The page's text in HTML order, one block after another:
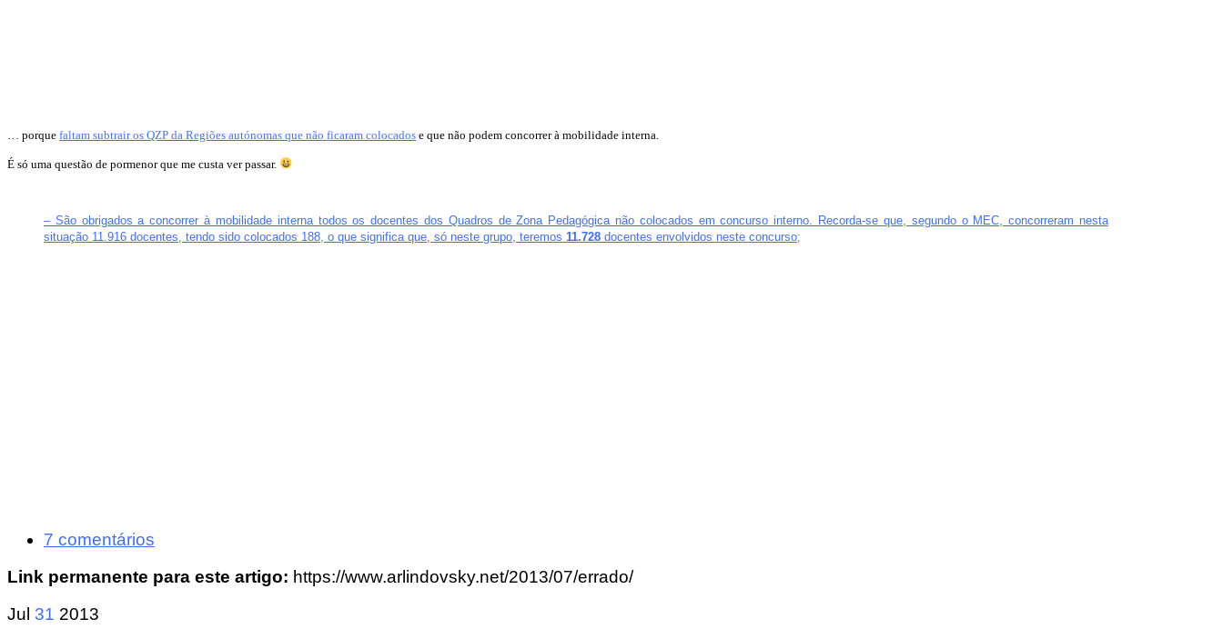
… porque faltam subtrair os QZP da Regiões autónomas que não ficaram colocados e que não podem concorrer à mobilidade interna.
É só uma questão de pormenor que me custa ver passar.
– São obrigados a concorrer à mobilidade interna todos os docentes dos Quadros de Zona Pedagógica não colocados em concurso interno. Recorda-se que, segundo o MEC, concorreram nesta
situação 11.916 docentes, tendo sido colocados 188, o que significa que, só neste grupo, teremos 11.728 docentes envolvidos neste concurso;
7 comentários
Link permanente para este artigo: https://www.arlindovsky.net/2013/07/errado/
Jul 31 2013